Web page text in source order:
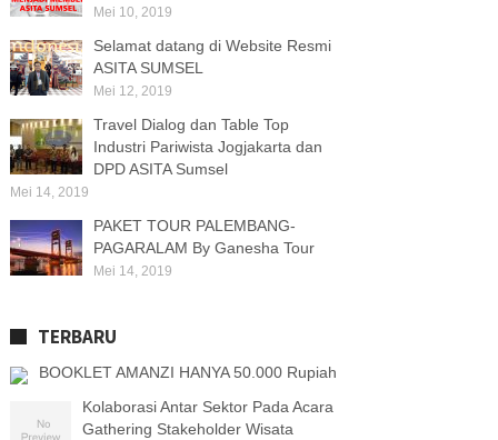
Mei 10, 2019
Selamat datang di Website Resmi
ASITA SUMSEL
Mei 12, 2019
Travel Dialog dan Table Top
Industri Pariwista Jogjakarta dan
DPD ASITA Sumsel
Mei 14, 2019
PAKET TOUR PALEMBANG-
PAGARALAM By Ganesha Tour
Mei 14, 2019
TERBARU
BOOKLET AMANZI HANYA 50.000 Rupiah
Kolaborasi Antar Sektor Pada Acara
Gathering Stakeholder Wisata